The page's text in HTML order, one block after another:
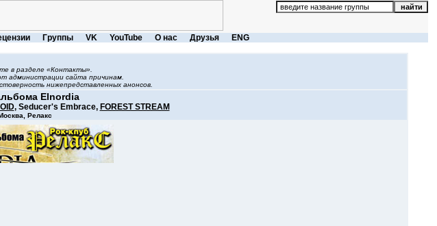
Группы VK YouTube О нас Друзья ENG
в разделе «Контакты».
администрации сайта причинам.
нижепредставленных анонсов.
Elnordia
, Seducer's Embrace, FOREST STREAM
Релакс